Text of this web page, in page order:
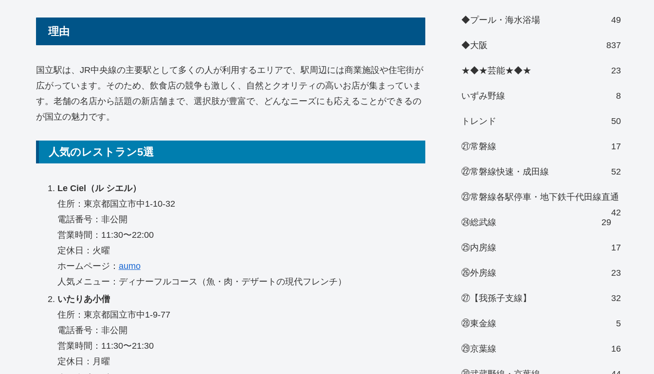
理由
国立駅は、JR中央線の主要駅として多くの人が利用するエリアで、駅周辺には商業施設や住宅街が
広がっています。そのため、飲食店の競争も激しく、自然とクオリティの高いお店が集まっていま
す。老舗の名店から話題の新店舗まで、選択肢が豊富で、どんなニーズにも応えることができるの
が国立の魅力です。
人気のレストラン5選
Le Ciel（ル シエル）
住所：東京都国立市中1-10-32
電話番号：非公開
営業時間：11:30〜22:00
定休日：火曜
ホームページ： aumo
人気メニュー：ディナーフルコース（魚・肉・デザートの現代フレンチ）
いたりあ小僧
住所：東京都国立市中1-9-77
電話番号：非公開
営業時間：11:30〜21:30
定休日：月曜
◆プール・海水浴場 49
◆大阪 837
★◆★芸能★◆★ 23
いずみ野線 8
トレンド 50
㉑常磐線 17
㉒常磐線快速・成田線 52
㉓常磐線各駅停車・地下鉄千代田線直通
42
㉔総武線
29
㉕内房線 17
㉖外房線 23
㉗【我孫子支線】 32
㉘東金線 5
㉙京葉線 16